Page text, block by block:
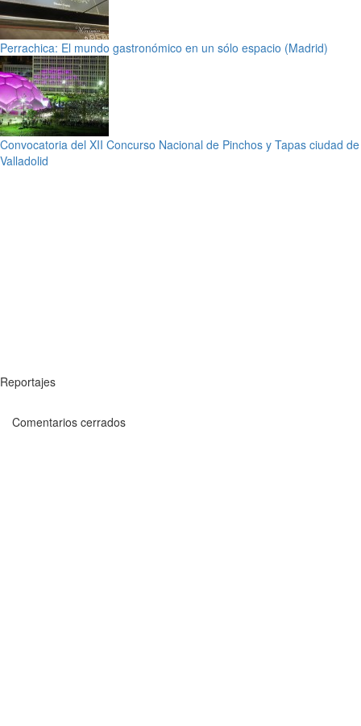
Perrachica: El mundo gastronómico en un sólo espacio (Madrid)
Convocatoria del XII Concurso Nacional de Pinchos y Tapas ciudad de
Valladolid
Reportajes
Comentarios cerrados